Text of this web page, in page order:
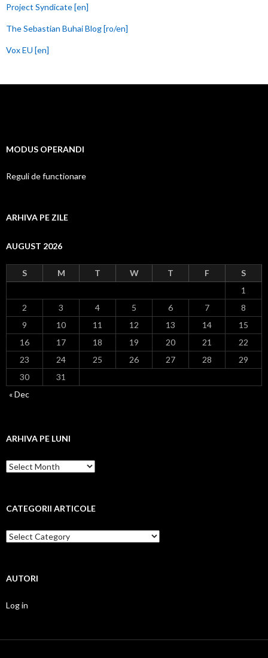
Project Syndicate [en]
The Sebastian Buhai Blog [ro/en]
Vox EU [en]
MODUS OPERANDI
Reguli de functionare
ARHIVA PE ZILE
AUGUST 2026
S M T W T F
S
1
2
3 4 5 6 7
8
9
10 11 12 13 14
15
16
17 18 19 20 21
22
23
24 25 26 27 28
29
30
31
« Dec
ARHIVA PE LUNI
Arhiva
pe
CATEGORII ARTICOLE
Categorii
articole
AUTORI
Log in